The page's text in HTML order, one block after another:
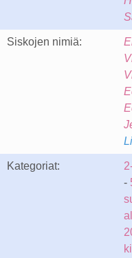
Siskojen nimiä:
Kategoriat:
-